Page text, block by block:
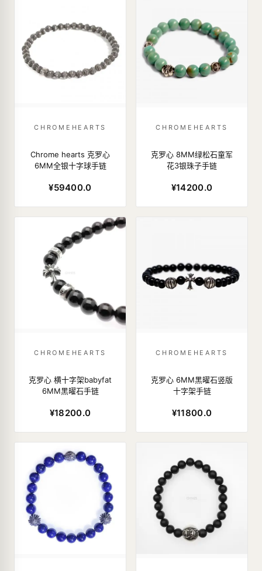
CHROMEHEARTS
Chrome hearts 克罗心
6MM全银十字球手链
¥59400.0
CHROMEHEARTS
克罗心 8MM绿松石童军
花3银珠子手链
¥14200.0
CHROMEHEARTS
克罗心 横十字架babyfat
6MM黑曜石手链
¥18200.0
CHROMEHEARTS
克罗心 6MM黑曜石竖版
十字架手链
¥11800.0